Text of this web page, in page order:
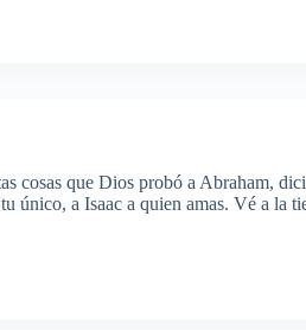
cosas que Dios probó a Abraham,
único, a Isaac a quien amas. Vé a la